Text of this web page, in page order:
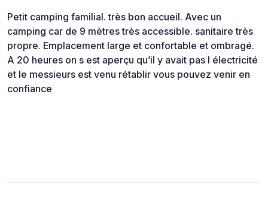
Petit camping familial. très bon accueil. Avec un
camping car de 9 mètres très accessible. sanitaire très
propre. Emplacement large et confortable et ombragé.
A 20 heures on s est aperçu qu’il y avait pas l électricité
et le messieurs est venu rétablir vous pouvez venir en
confiance